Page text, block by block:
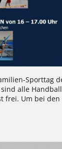
Sporttag
alle
frei. Um bei